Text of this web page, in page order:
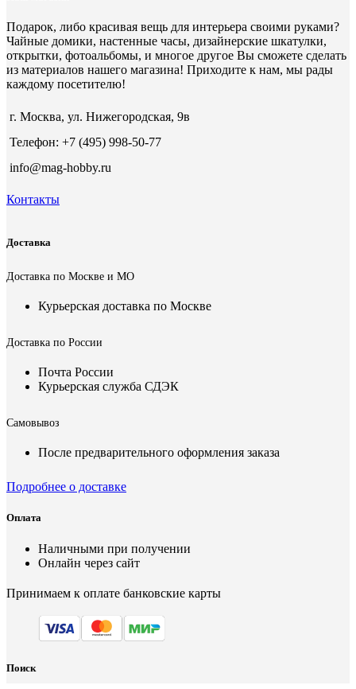
Подарок, либо красивая вещь для интерьера своими руками?
Чайные домики, настенные часы, дизайнерские шкатулки,
открытки, фотоальбомы, и многое другое Вы сможете сделать
из материалов нашего магазина! Приходите к нам, мы рады
каждому посетителю!
г. Москва, ул. Нижегородская, 9в
Телефон: +7 (495) 998-50-77
info@mag-hobby.ru
Контакты
Доставка
Доставка по Москве и МО
Курьерская доставка по Москве
Доставка по России
Почта России
Курьерская служба СДЭК
Самовывоз
После предварительного оформления заказа
Подробнее о доставке
Оплата
Наличными при получении
Онлайн через сайт
Принимаем к оплате банковские карты
Поиск